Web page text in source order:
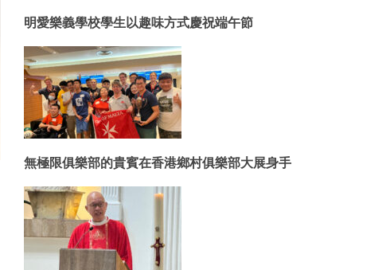
明愛樂義學校學生以趣味方式慶祝端午節
無極限俱樂部的貴賓在香港鄉村俱樂部大展身手